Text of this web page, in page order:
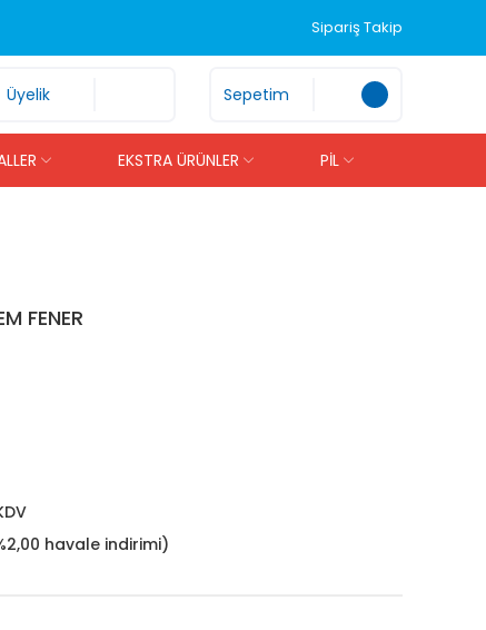
Sipariş Takip
Üyelik Sepetim
EKSTRA ÜRÜNLER PİL
FENER
havale indirimi)